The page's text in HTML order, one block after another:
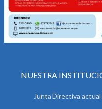
NUESTRA
Junta Directiva actual